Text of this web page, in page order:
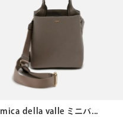
mica della valle ミニバ...